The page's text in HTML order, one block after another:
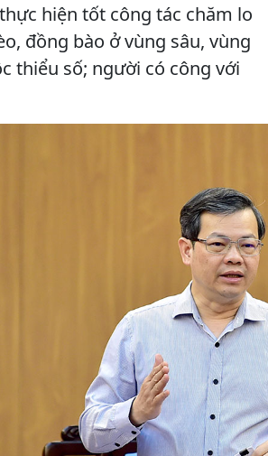
hiện tốt công tác chăm lo
đồng bào ở vùng sâu, vùng
thiểu số; người có công với